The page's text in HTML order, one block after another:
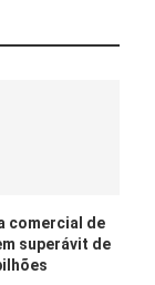
comercial de
superávit de